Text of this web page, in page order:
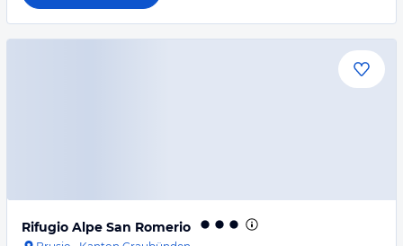
Rifugio Alpe San Romerio